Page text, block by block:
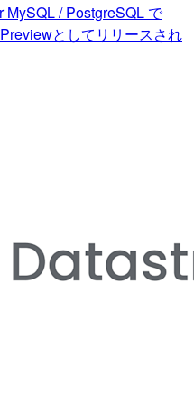
MySQL / PostgreSQL で
としてリリースされ